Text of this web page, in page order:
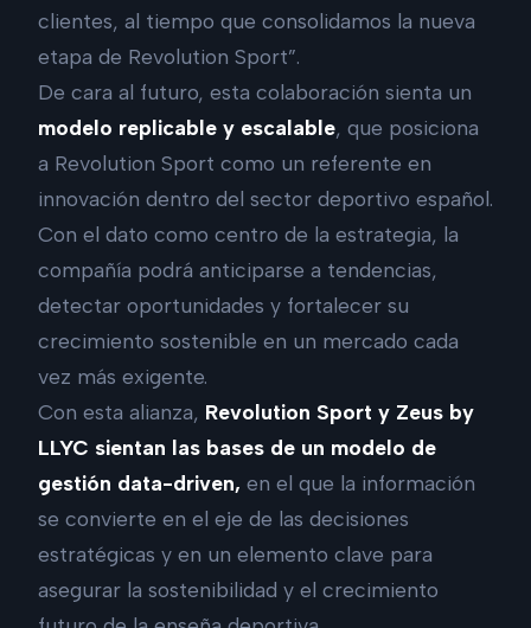
clientes, al tiempo que consolidamos la nueva
etapa de Revolution Sport”.
De cara al futuro, esta colaboración sienta un
modelo replicable y escalable, que posiciona
a Revolution Sport como un referente en
innovación dentro del sector deportivo español.
Con el dato como centro de la estrategia, la
compañía podrá anticiparse a tendencias,
detectar oportunidades y fortalecer su
crecimiento sostenible en un mercado cada
vez más exigente.
Con esta alianza, Revolution Sport y Zeus by
LLYC sientan las bases de un modelo de
gestión data-driven, en el que la información
se convierte en el eje de las decisiones
estratégicas y en un elemento clave para
asegurar la sostenibilidad y el crecimiento